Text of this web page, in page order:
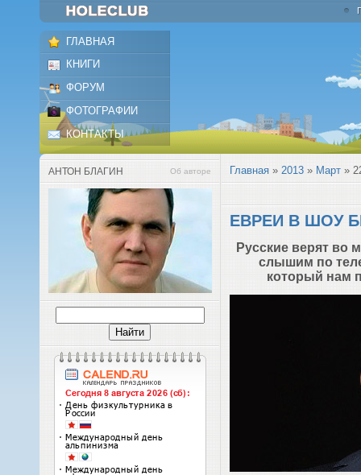
ГЛАВНАЯ
КНИГИ
ФОРУМ
ФОТОГРАФИИ
КОНТАКТЫ
АНТОН БЛАГИН Об авторе Главная » 2013 » Март »
ЕВРЕИ В ШОУ
Русские верят во
слышим по
который нам